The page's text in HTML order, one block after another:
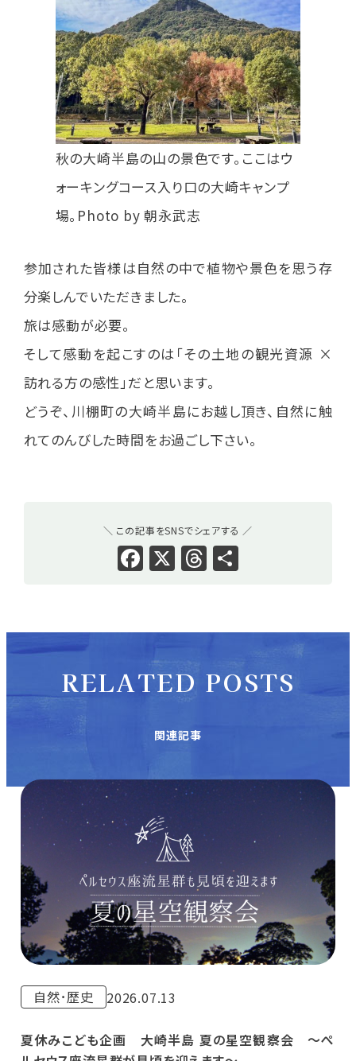
秋の大崎半島の山の景色です。ここはウ
ォーキングコース入り口の大崎キャンプ
場。Photo by 朝永武志
参加された皆様は自然の中で植物や景色を思う存
分楽しんでいただきました。
旅は感動が必要。
そして感動を起こすのは「その土地の観光資源 ×
訪れる方の感性」だと思います。
どうぞ、川棚町の大崎半島にお越し頂き、自然に触
れてのんびした時間をお過ごし下さい。
＼ この記事をSNSでシェアする ／
Facebook
X Threads
共
RELATED POSTS
関連記事
自然･歴史 2026.07.13
夏休みこども企画 大崎半島 夏の星空観察会 ～ぺ